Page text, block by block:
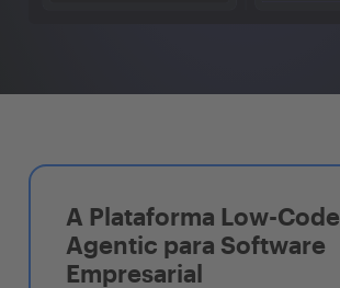
A Plataforma Low-Code
Agentic para Software
Empresarial